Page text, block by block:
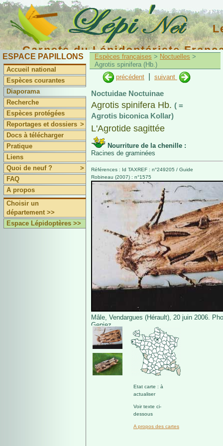
Carnets du Lépidoptériste
ESPACE PAPILLONS
Accueil national
Espèces courantes
Diaporama
Recherche
Espèces protégées
Reportages et dossiers >
Docs à télécharger
Pratique
Liens
Quoi de neuf ?
>
FAQ
A propos
Choisir un
département >>
Espace Lépidoptères >>
Espèces françaises > Noctuelles >
Agrotis spinifera (Hb.)
précédent
suivant
Noctuidae Noctuinae
Agrotis spinifera Hb. ( =
Agrotis biconica Kollar)
L'Agrotide sagittée
Nourriture de la chenille :
Racines de graminées
Références : Id TAXREF : n°249205 / Guide
Robineau (2007) : n°1575
Mâle, Vendargues (Hérault), 20 juin 2006.
Geniez.
Etat carte : à
actualiser
Voir texte ci-
dessous
A propos des cartes